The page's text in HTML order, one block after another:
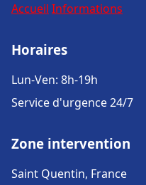
Accueil Informations
Horaires
Lun-Ven: 8h-19h
Service d'urgence 24/7
Zone intervention
Saint Quentin, France